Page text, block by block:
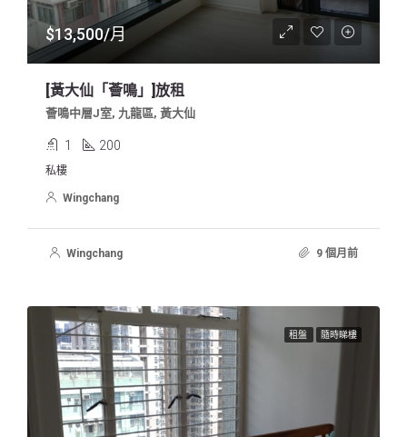
$13,500/月
[黃大仙「薈鳴」]放租
薈鳴中層J室, 九龍區, 黃大仙
1 200
私樓
Wingchang
Wingchang 9 個月前
租盤 隨時睇樓